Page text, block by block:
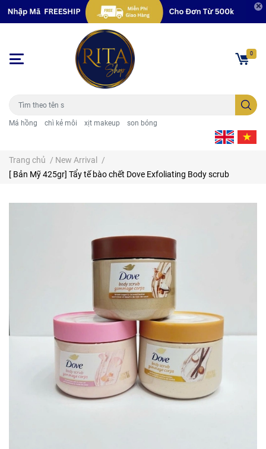
Má hồng chì kẻ môi xịt makeup son bóng
0
Trang chủ / New Arrival
/
[ Bản Mỹ 425gr] Tẩy tế bào chết Dove Exfoliating Body scrub